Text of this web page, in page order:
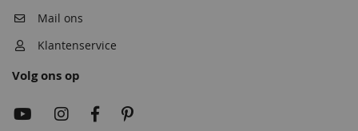
Mail ons
Klantenservice
Volg ons op